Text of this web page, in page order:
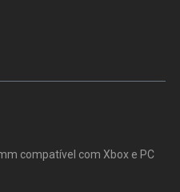
compatível com Xbox e PC